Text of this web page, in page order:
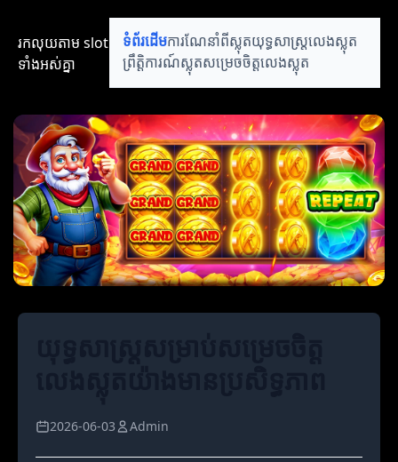
រកលុយតាម​ slot​​
ទាំងអស់គ្នា
ទំព័រដើមការណែនាំពីស្លុតយុទ្ធសាស្ត្រលេងស្លុត
ព្រឹត្តិការណ៍ស្លុតសម្រេចចិត្តលេងស្លុត
2026-06-03 Admin